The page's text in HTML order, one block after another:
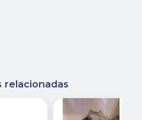
relacionadas